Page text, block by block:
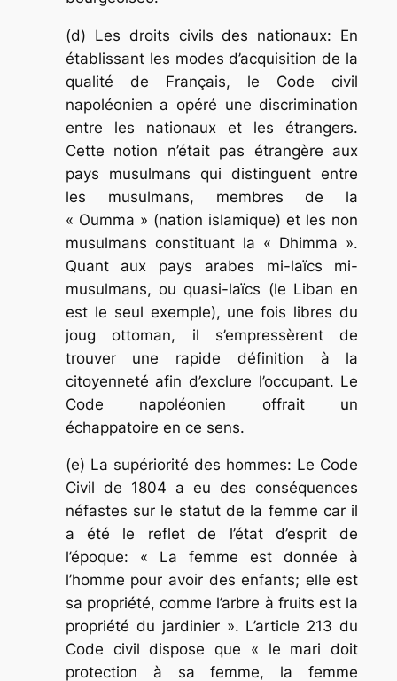
(d) Les droits civils des nationaux: En
établissant les modes d’acquisition de la
qualité de Français, le Code civil
napoléonien a opéré une discrimination
entre les nationaux et les étrangers.
Cette notion n’était pas étrangère aux
pays musulmans qui distinguent entre
les musulmans, membres de la
« Oumma » (nation islamique) et les non
musulmans constituant la « Dhimma ».
Quant aux pays arabes mi-laïcs mi-
musulmans, ou quasi-laïcs (le Liban en
est le seul exemple), une fois libres du
joug ottoman, il s’empressèrent de
trouver une rapide définition à la
citoyenneté afin d’exclure l’occupant. Le
Code napoléonien offrait un
échappatoire en ce sens.
(e) La supériorité des hommes: Le Code
Civil de 1804 a eu des conséquences
néfastes sur le statut de la femme car il
a été le reflet de l’état d’esprit de
l’époque: « La femme est donnée à
l’homme pour avoir des enfants; elle est
sa propriété, comme l’arbre à fruits est la
propriété du jardinier ». L’article 213 du
Code civil dispose que « le mari doit
protection à sa femme, la femme